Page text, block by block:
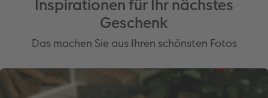
Inspirationen für Ihr nächstes
Geschenk
Das machen Sie aus Ihren schönsten Fotos